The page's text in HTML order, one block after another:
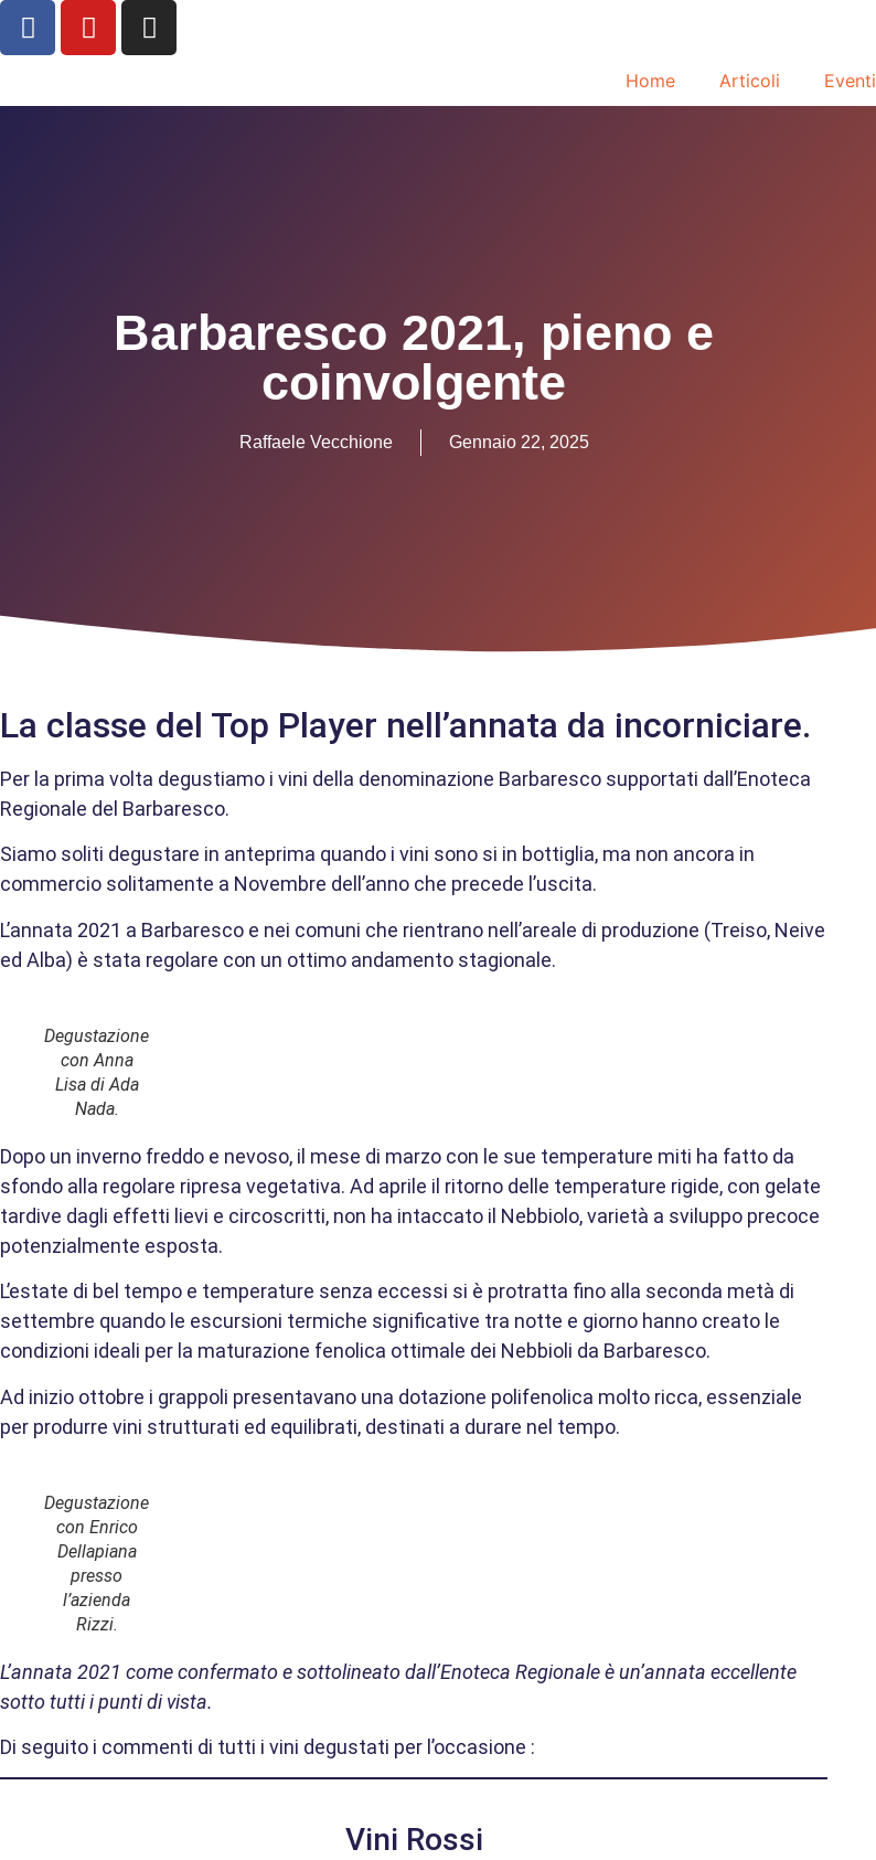
Home Articoli Eventi
Barbaresco 2021, pieno e
coinvolgente
Raffaele Vecchione Gennaio 22, 2025
La classe del Top Player nell’annata da incorniciare.
Per la prima volta degustiamo i vini della denominazione Barbaresco supportati dall’Enoteca
Regionale del Barbaresco.
Siamo soliti degustare in anteprima quando i vini sono si in bottiglia, ma non ancora in
commercio solitamente a Novembre dell’anno che precede l’uscita.
L’annata 2021 a Barbaresco e nei comuni che rientrano nell’areale di produzione (Treiso, Neive
ed Alba) è stata regolare con un ottimo andamento stagionale.
Degustazione
con Anna
Lisa di Ada
Nada.
Dopo un inverno freddo e nevoso, il mese di marzo con le sue temperature miti ha fatto da
sfondo alla regolare ripresa vegetativa. Ad aprile il ritorno delle temperature rigide, con gelate
tardive dagli effetti lievi e circoscritti, non ha intaccato il Nebbiolo, varietà a sviluppo precoce
potenzialmente esposta.
​L’estate di bel tempo e temperature senza eccessi si è protratta fino alla seconda metà di
settembre quando le escursioni termiche significative tra notte e giorno hanno creato le
condizioni ideali per la maturazione fenolica ottimale dei Nebbioli da Barbaresco.
​Ad inizio ottobre i grappoli presentavano una dotazione polifenolica molto ricca, essenziale
per produrre vini strutturati ed equilibrati, destinati a durare nel tempo.
Degustazione
con Enrico
Dellapiana
presso
l’azienda
Rizzi.
L’annata 2021 come confermato e sottolineato dall’Enoteca Regionale è un’annata eccellente
sotto tutti i punti di vista.
Di seguito i commenti di tutti i vini degustati per l’occasione :
Vini Rossi